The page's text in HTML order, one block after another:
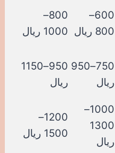
600–
800 ريال
800–
1000 ريال
750–950
ريال
950–1150
ريال
1000–
1300
ريال
1200–
1500 ريال